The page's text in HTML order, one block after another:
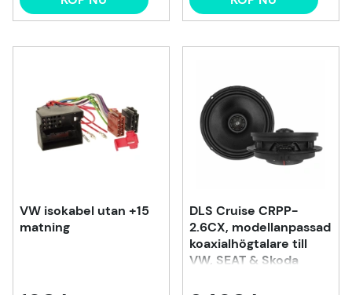
VW isokabel utan +15
matning
DLS Cruise CRPP-
2.6CX, modellanpassad
koaxialhögtalare till
VW, SEAT & Skoda